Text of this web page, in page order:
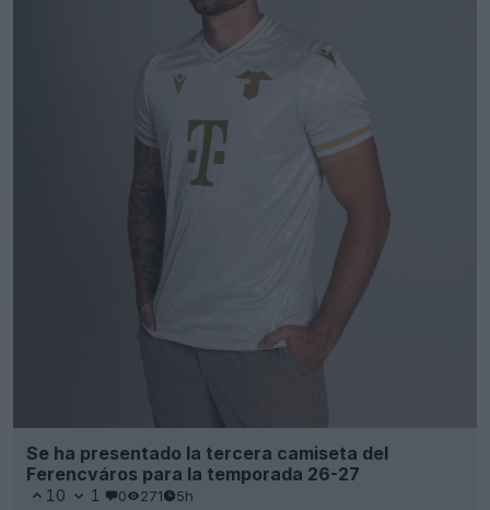
Se ha presentado la tercera camiseta del
Ferencváros para la temporada 26-27
10 1 0 271 5h